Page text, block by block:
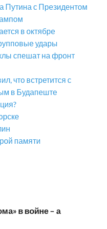
Путина с Президентом
в октябре
удары
спешат на фронт
что встретится с
в Будапеште
памяти
в войне – а